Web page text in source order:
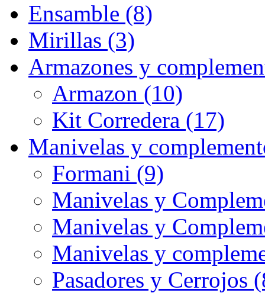
Ensamble (8)
Mirillas (3)
Armazones y
Armazon (10)
Kit Corredera (17)
Manivelas y
Formani (9)
Manivelas y
Manivelas y
Manivelas y
Pasadores y Cerrojos